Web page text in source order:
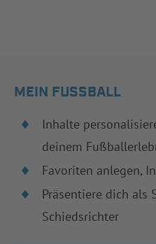
MEIN FUSSBALL
Inhalte
deinem
Favoriten anlegen,
Präsentiere dich als
Schiedsrichter